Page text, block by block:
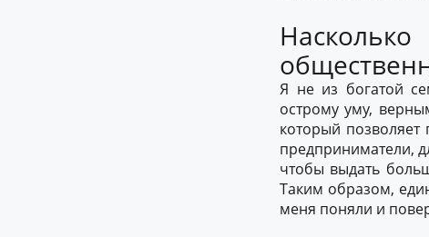
Я не из богатой
острому уму,
который позволяет
предприниматели,
чтобы выдать
Таким образом,
меня поняли и